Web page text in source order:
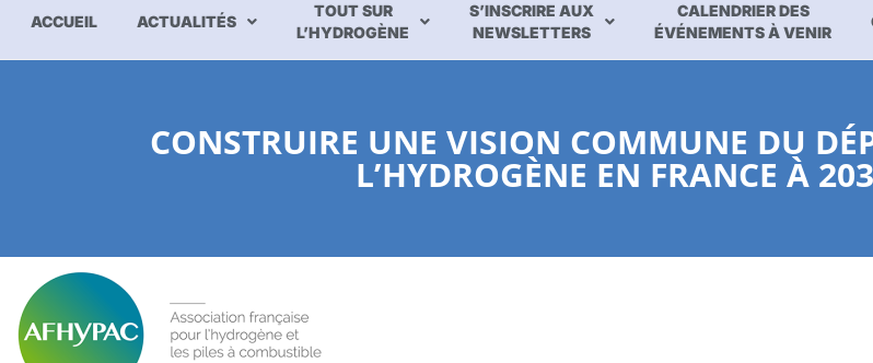
ACCUEIL ACTUALITÉS
TOUT SUR
L’HYDROGÈNE
S’INSCRIRE AUX
NEWSLETTERS
CALENDRIER DES
ÉVÉNEMENTS À VENIR
CONSTRUIRE UNE VISION COMMUNE DU
L’HYDROGÈNE EN FRANCE À